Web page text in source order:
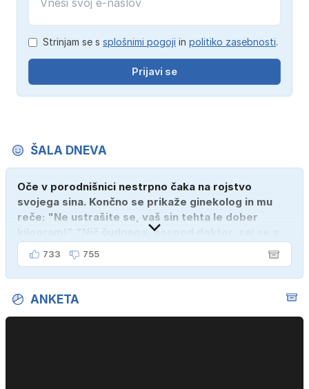
Strinjam se s splošnimi pogoji in politiko zasebnosti.
Prijavi se
ŠALA DNEVA
Oče v porodnišnici nestrpno čaka na rojstvo
svojega sina. Končno se prikaže ginekolog in mu
reče: "Ne ustrašite se, vaš sin tehta le dober
kilogram!" "Nič čudnega, gospod doktor, saj se z
ženo poznava šele tri mesece."
733 755
ANKETA